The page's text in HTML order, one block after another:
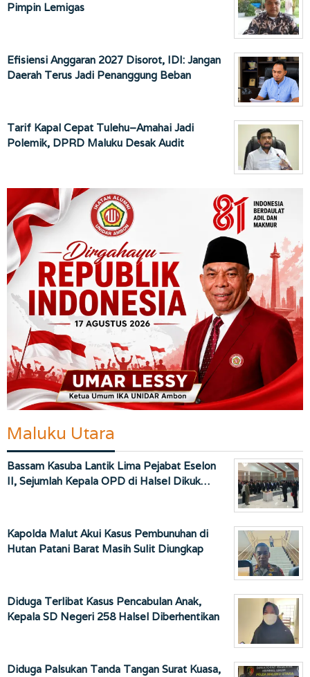
Pimpin Lemigas
Efisiensi Anggaran 2027 Disorot, IDI: Jangan
Daerah Terus Jadi Penanggung Beban
Tarif Kapal Cepat Tulehu–Amahai Jadi
Polemik, DPRD Maluku Desak Audit
Maluku Utara
Bassam Kasuba Lantik Lima Pejabat Eselon
II, Sejumlah Kepala OPD di Halsel Dikuk…
Kapolda Malut Akui Kasus Pembunuhan di
Hutan Patani Barat Masih Sulit Diungkap
Diduga Terlibat Kasus Pencabulan Anak,
Kepala SD Negeri 258 Halsel Diberhentikan
Diduga Palsukan Tanda Tangan Surat Kuasa,